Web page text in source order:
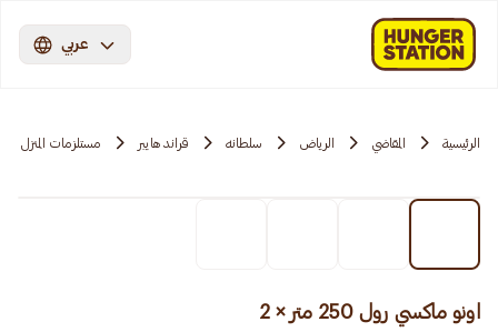
عربي
الرئيسية المقاضي الرياض سلطانه قراند هايبر مستلزمات المنزل
اونو ماكسي رول 250 متر × 2